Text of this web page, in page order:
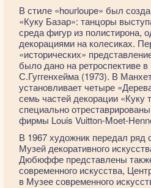
В стиле «hourloupe» был
«Куку Базар»: танцоры
среда фигур из
декорациями на колесиках.
«исторических»
было дано на ретроспективе
С.Гуггенхейма (1973). В
установливает четыре
семь частей декорации «Куку
специально
фирмы Louis Vuitton-Moet-
В 1967 художник передал ряд
Музей декоративного
Дюбюффе представлены
современного искусства,
в Музее современного